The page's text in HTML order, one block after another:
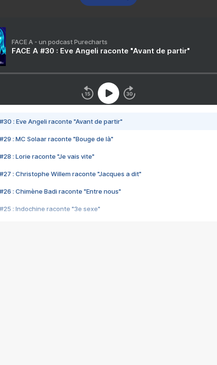
FACE A - un podcast Purecharts
FACE A #30 : Eve Angeli raconte "Avant de partir"
#30 : Eve Angeli raconte "Avant de partir"
#29 : MC Solaar raconte "Bouge de là"
#28 : Lorie raconte "Je vais vite"
#27 : Christophe Willem raconte "Jacques a dit"
#26 : Chimène Badi raconte "Entre nous"
#25 : Indochine raconte "3e sexe"